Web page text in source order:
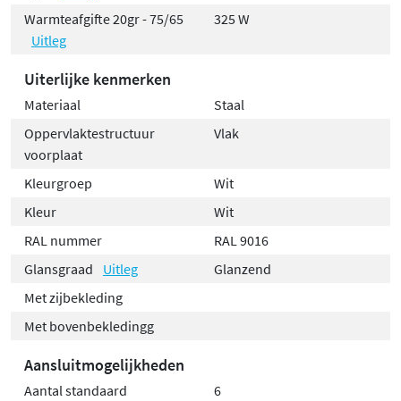
Warmteafgifte 20gr - 75/65
Uitleg
325 W
Uiterlijke kenmerken
Materiaal
Staal
Oppervlaktestructuur
voorplaat
Vlak
Kleurgroep
Wit
Kleur
Wit
RAL nummer
RAL 9016
Glansgraad
Uitleg
Glanzend
Met zijbekleding
Met bovenbekledingg
Aansluitmogelijkheden
Aantal standaard
6